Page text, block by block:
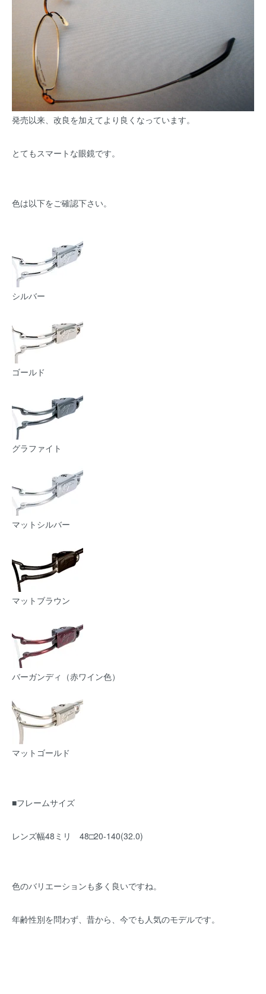
発売以来、改良を加えてより良くなっています。
とてもスマートな眼鏡です。
色は以下をご確認下さい。
シルバー
ゴールド
グラファイト
マットシルバー
マットブラウン
バーガンディ（赤ワイン色）
マットゴールド
■フレームサイズ
レンズ幅48ミリ 48□20-140(32.0)
色のバリエーションも多く良いですね。
年齢性別を問わず、昔から、今でも人気のモデルです。